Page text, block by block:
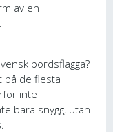
av en
bordsflagga?
på de flesta
inte i
bara snygg, utan